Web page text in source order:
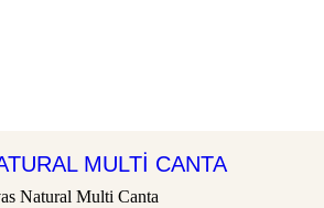
MULTI CANTA
Natural Multi Canta